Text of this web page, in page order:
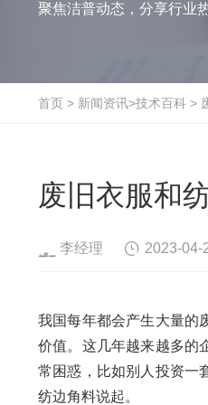
单轴撕碎机
液压粗碎机
大件垃圾资源化系统
生物质资源化系统
危险废物资源化系统
聚焦洁普动态，分享行业
首页 > 新闻资讯>技术百科 >
废旧衣服和
李经理 2023-04-
我国每年都会产生大量的
价值。这几年越来越多的
常困惑，比如别人投资一
纺边角料说起。